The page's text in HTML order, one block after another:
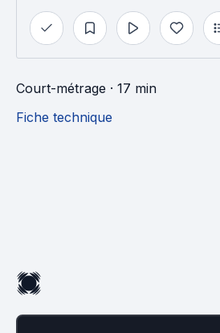
Court-métrage · 17 min
Fiche technique